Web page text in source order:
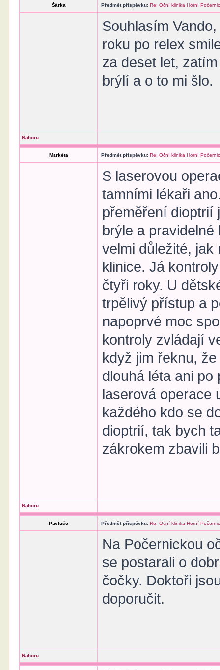
Šárka Předmět příspěvku: Re: Oční klinika Horní
Souhlasím
roku po relex
za deset let,
brýlí a o to mi šlo.
Nahoru
Markéta Předmět příspěvku: Re: Oční klinika Horní
S laserovou
tamními lékaři
přeměření dioptrií
brýle a
velmi důležité, jak
klinice. Já
čtyři roky. U
trpělivý přístup a
napoprvé moc
kontroly zvládají
když jim řeknu,
dlouhá léta ani po
laserová operace
každého kdo se
dioptrií, tak bych
zákrokem zbavili
Nahoru
Pavluše Předmět příspěvku: Re: Oční klinika Horní
Na Počernickou
se postarali o
čočky. Doktoři
doporučit.
Nahoru